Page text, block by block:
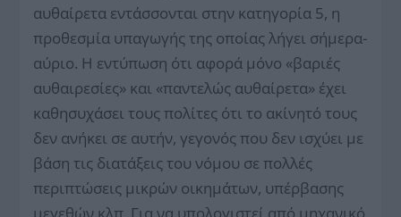
αυθαίρετα εντάσσονται στην κατηγορία 5, η
προθεσμία υπαγωγής της οποίας λήγει σήμερα-
αύριο. Η εντύπωση ότι αφορά μόνο «βαριές
αυθαιρεσίες» και «παντελώς αυθαίρετα» έχει
καθησυχάσει τους πολίτες ότι το ακίνητό τους
δεν ανήκει σε αυτήν, γεγονός που δεν ισχύει με
βάση τις διατάξεις του νόμου σε πολλές
περιπτώσεις μικρών οικημάτων, υπέρβασης